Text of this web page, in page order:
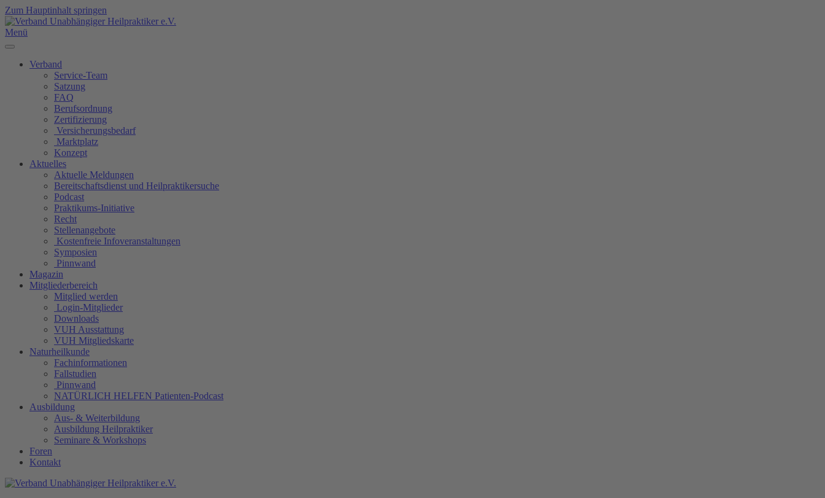
Zum Hauptinhalt springen
Menü
Verband
Service-Team
Satzung
FAQ
Berufsordnung
Zertifizierung
Versicherungsbedarf
Marktplatz
Konzept
Aktuelles
Aktuelle Meldungen
Bereitschaftsdienst und Heilpraktikersuche
Podcast
Praktikums-Initiative
Recht
Stellenangebote
Kostenfreie Infoveranstaltungen
Symposien
Pinnwand
Magazin
Mitgliederbereich
Mitglied werden
Login-Mitglieder
Downloads
VUH Ausstattung
VUH Mitgliedskarte
Naturheilkunde
Fachinformationen
Fallstudien
Pinnwand
NATÜRLICH HELFEN Patienten-Podcast
Ausbildung
Aus- & Weiterbildung
Ausbildung Heilpraktiker
Seminare & Workshops
Foren
Kontakt